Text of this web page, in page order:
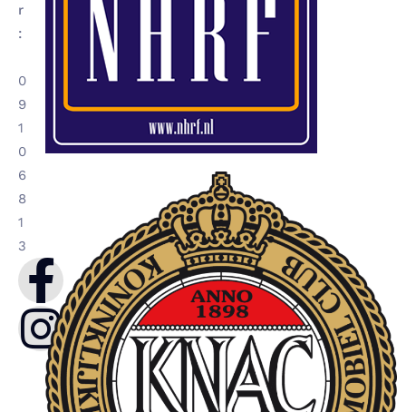
r
:
0
9
1
0
6
8
1
3